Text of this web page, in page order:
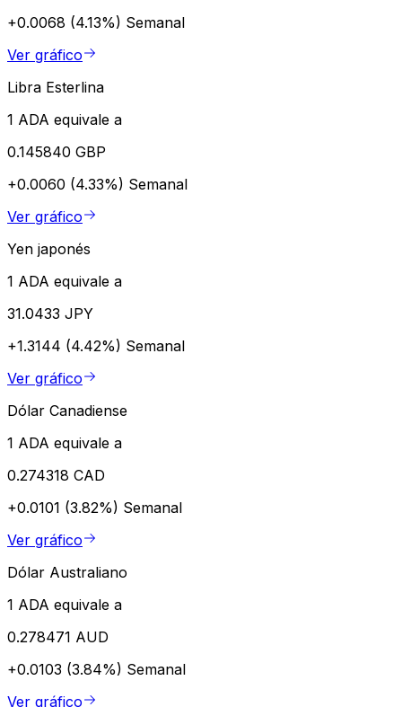
+0.0068 (4.13%) Semanal
Ver gráfico
Libra Esterlina
1 ADA equivale a
0.145840 GBP
+0.0060 (4.33%) Semanal
Ver gráfico
Yen japonés
1 ADA equivale a
31.0433 JPY
+1.3144 (4.42%) Semanal
Ver gráfico
Dólar Canadiense
1 ADA equivale a
0.274318 CAD
+0.0101 (3.82%) Semanal
Ver gráfico
Dólar Australiano
1 ADA equivale a
0.278471 AUD
+0.0103 (3.84%) Semanal
Ver gráfico